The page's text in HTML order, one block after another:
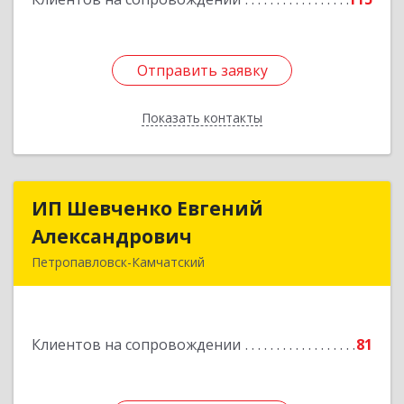
Отправить заявку
Показать контакты
Отправить заявку
Назад
ИП Шевченко Евгений
Александрович
Петропавловск-Камчатский
Клиентов на сопровождении 81
ИП Шевченко Евгений